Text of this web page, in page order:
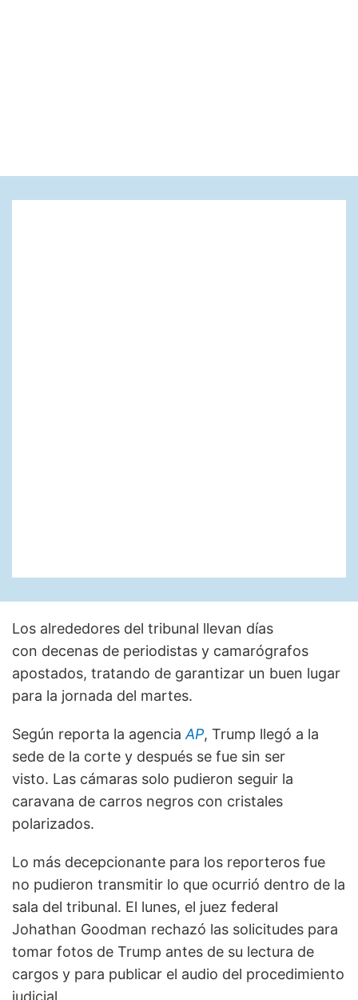
Los alrededores del tribunal llevan días
con decenas de periodistas y camarógrafos
apostados, tratando de garantizar un buen lugar
para la jornada del martes.
Según reporta la agenciaAP, Trump llegó a la
sede de la corte y después se fue sin ser
visto. Las cámaras solo pudieron seguir la
caravana de carros negros con cristales
polarizados.
Lo más decepcionante para los reporteros fue
no pudieron transmitir lo que ocurrió dentro de la
sala del tribunal. El lunes, el juez federal
Johathan Goodman rechazó las solicitudes para
tomar fotos de Trump antes de su lectura de
cargos y para publicar el audio del procedimiento